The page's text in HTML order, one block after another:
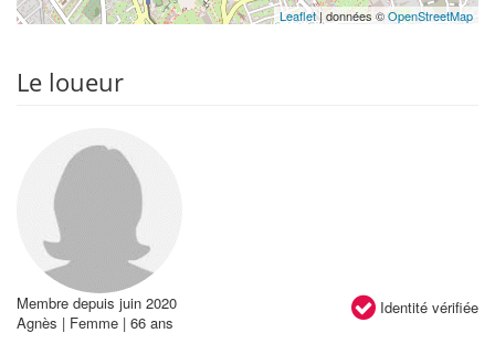
Leaflet| données ©OpenStreetMap
Le loueur
Identité vérifiée
Membre depuis juin 2020
Agnès | Femme | 66 ans